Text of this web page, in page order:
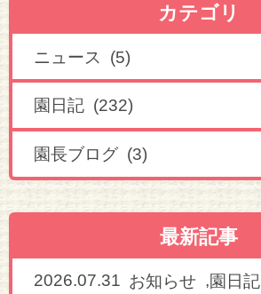
カテゴリ
ニュース (5)
園日記 (232)
園長ブログ (3)
最新記事
2026.07.31 お知らせ ,園日記